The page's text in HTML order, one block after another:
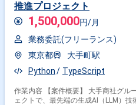
推進プロジェクト
1,500,000円/月
業務委託(フリーランス)
東京都
大手町駅
Python
TypeScript
作業内容 【案件概要】 大手商社グル
ェクトで、最先端の生成AI（LLM）